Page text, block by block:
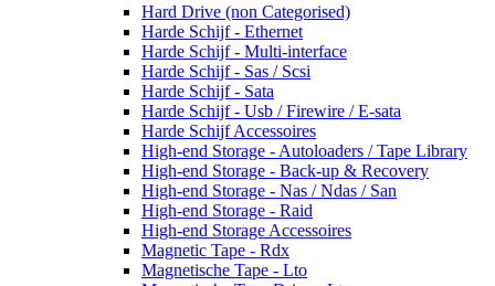
Hard Drive (non Categorised)
Harde Schijf - Ethernet
Harde Schijf - Multi-interface
Harde Schijf - Sas / Scsi
Harde Schijf - Sata
Harde Schijf - Usb / Firewire / E-sata
Harde Schijf Accessoires
High-end Storage - Autoloaders / Tape Library
High-end Storage - Back-up & Recovery
High-end Storage - Nas / Ndas / San
High-end Storage - Raid
High-end Storage Accessoires
Magnetic Tape - Rdx
Magnetische Tape - Lto